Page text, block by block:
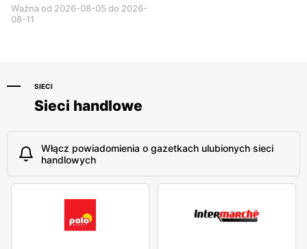
Ważna od 2026-08-05 do 2026-
08-11
SIECI
Sieci handlowe
Włącz powiadomienia o gazetkach ulubionych sieci
handlowych